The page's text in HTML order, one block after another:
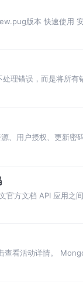
版本 快速使用
错误，而是将所有错
、用户授权、更新密
方文档 API 应用
查看活动详情。